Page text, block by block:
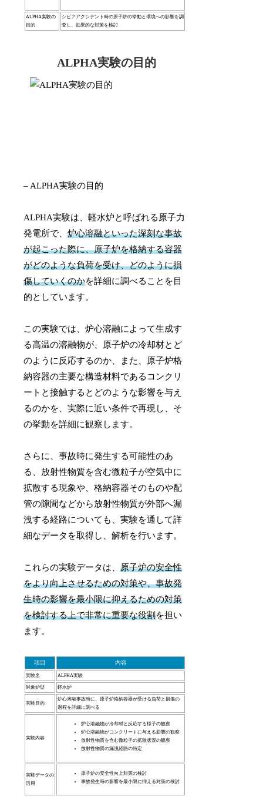
ALPHA実験の
目的
シビアアクシデント時の原子炉の挙動と環境への影響を調
査し、効果的な対策を検討
ALPHA実験の目的
– ALPHA実験の目的
ALPHA実験は、軽水炉と呼ばれる原子力
発電所で、炉心溶融といった深刻な事故
が起こった際に、原子炉を格納する容器
がどのような負荷を受け、どのように損
傷していくのかを詳細に調べることを目
的としています。
この実験では、炉心溶融によって生成す
る高温の溶融物が、原子炉の冷却材とど
のように反応するのか、また、原子炉格
納容器の主要な構造材料であるコンクリ
ートと接触するとどのような影響を与え
るのかを、実際に近い条件で再現し、そ
の挙動を詳細に観察します。
さらに、事故時に発生する可能性のあ
る、放射性物質を含む微粒子が空気中に
拡散する現象や、格納容器そのものや配
管の隙間などから放射性物質が外部へ漏
洩する経路についても、実験を通して詳
細なデータを取得し、解析を行います。
これらの実験データは、原子炉の安全性
をより向上させるための対策や、事故発
生時の影響を最小限に抑えるための対策
を検討する上で非常に重要な役割を担い
ます。
項目 内容
実験名 ALPHA実験
対象炉型 軽水炉
実験目的
炉心溶融事故時に、原子炉格納容器が受ける負荷と損傷の
過程を詳細に調べる
実験内容
炉心溶融物が冷却材と反応する様子の観察
炉心溶融物がコンクリートに与える影響の観察
放射性物質を含む微粒子の拡散状況の観察
放射性物質の漏洩経路の特定
実験データの
活用
原子炉の安全性向上対策の検討
事故発生時の影響を最小限に抑える対策の検討